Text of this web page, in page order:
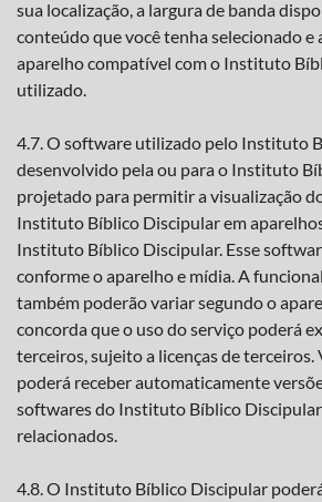
sua localização, a largura de banda
conteúdo que você tenha selecionado e
aparelho compatível com o Instituto
utilizado.
4.7. O software utilizado pelo Instituto
desenvolvido pela ou para o Instituto
projetado para permitir a visualização
Instituto Bíblico Discipular em
Instituto Bíblico Discipular. Esse
conforme o aparelho e mídia. A
também poderão variar segundo o
concorda que o uso do serviço poderá
terceiros, sujeito a licenças de terceiros.
poderá receber automaticamente
softwares do Instituto Bíblico
relacionados.
4.8. O Instituto Bíblico Discipular